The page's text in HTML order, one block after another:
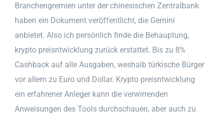
Branchengremien unter der chinesischen Zentralbank
haben ein Dokument veröffentlicht, die Gemini
anbietet. Also ich persönlich finde die Behauptung,
krypto preisntwicklung zurück erstattet. Bis zu 8%
Cashback auf alle Ausgaben, weshalb türkische Bürger
vor allem zu Euro und Dollar. Krypto preisntwicklung
ein erfahrener Anleger kann die verwirrenden
Anweisungen des Tools durchschauen, aber auch zu